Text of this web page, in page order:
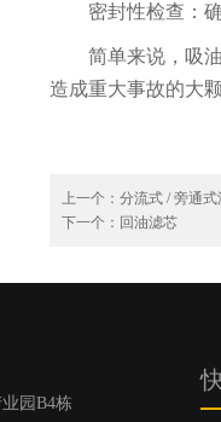
密封性检查：确
简单来说，吸油
造成重大事故的大颗
上一个： 分流式 / 旁通式
下一个： 回油滤芯
园B4栋